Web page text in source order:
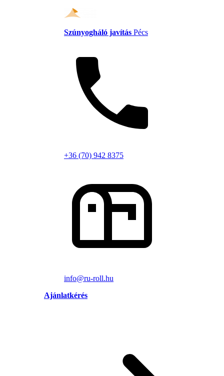
Szúnyogháló javítás Pécs
+36 (70) 942 8375
info@ru-roll.hu
Ajánlatkérés